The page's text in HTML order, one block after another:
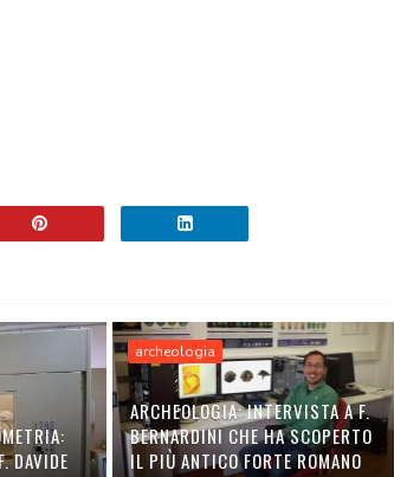
DAVIDE
archeologia
ARCHEOLOGIA: INTERVISTA A F.
BERNARDINI CHE HA SCOPERTO
IL PIÙ ANTICO FORTE ROMANO